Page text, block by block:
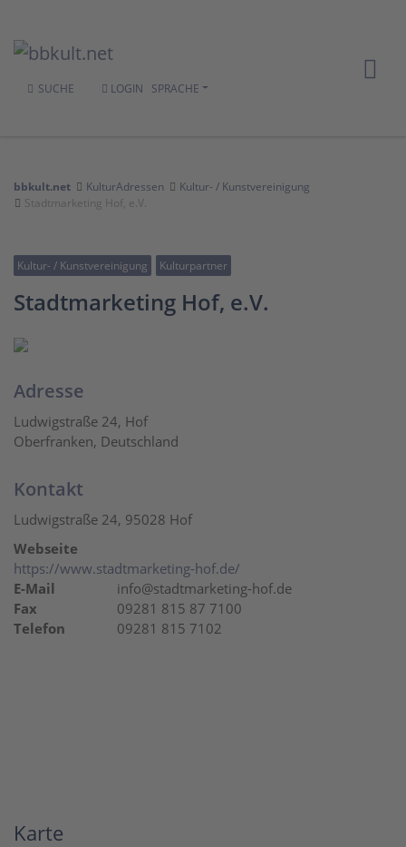
SUCHE LOGIN SPRACHE
bbkult.net KulturAdressen
Kultur- / Kunstvereinigung
Stadtmarketing Hof, e.V.
Kultur- / Kunstvereinigung Kulturpartner
Stadtmarketing Hof, e.V.
Adresse
Ludwigstraße 24, Hof
Oberfranken, Deutschland
Kontakt
Ludwigstraße 24, 95028 Hof
Webseite
https://www.stadtmarketing-hof.de/
E-Mail
info@stadtmarketing-hof.de
Fax
09281 815 87 7100
Telefon
09281 815 7102
Karte